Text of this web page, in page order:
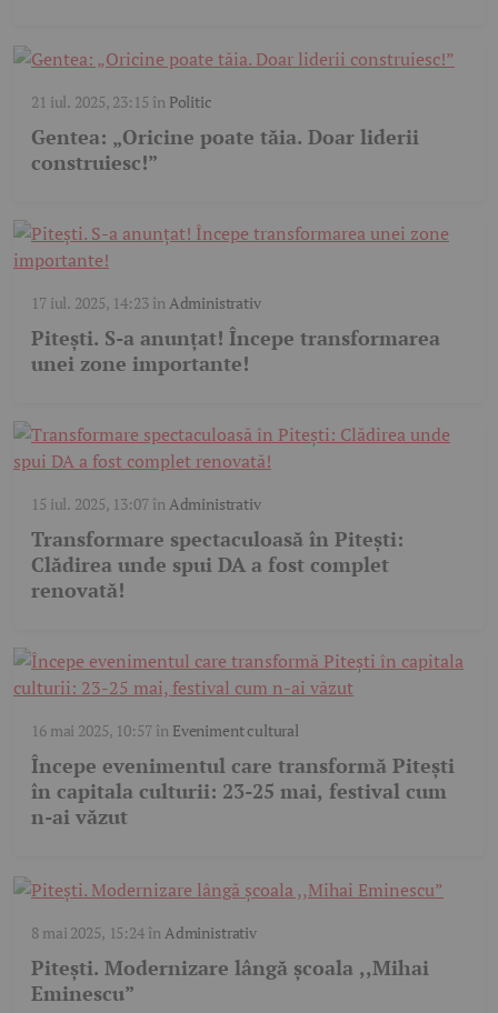
21 iul. 2025, 23:15 în Politic
Gentea: „Oricine poate tăia. Doar liderii
construiesc!”
17 iul. 2025, 14:23înAdministrativ
Pitești. S-a anunțat! Începe transformarea
unei zone importante!
15 iul. 2025, 13:07înAdministrativ
⁠Transformare spectaculoasă în Pitești:
Clădirea unde spui DA a fost complet
renovată!
16 mai 2025, 10:57în Eveniment cultural
Începe evenimentul care transformă Pitești
în capitala culturii: 23-25 mai, festival cum
n-ai văzut
8 mai 2025, 15:24înAdministrativ
Pitești. Modernizare lângă școala ,,Mihai
Eminescu”